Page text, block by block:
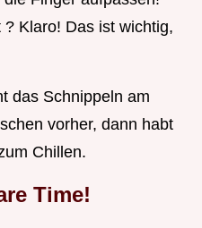
Klaro! Das ist wichtig,
das Schnippeln am
vorher, dann habt
Chillen.
Time!